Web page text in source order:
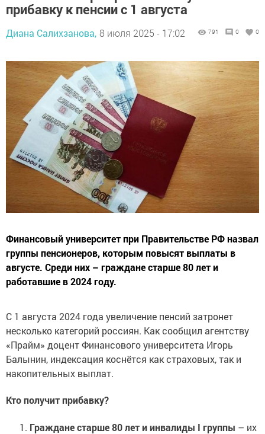
прибавку к пенсии с 1 августа
Диана Салихзанова, 8 июля 2025 - 17:02 791 0 0
Финансовый университет при Правительстве РФ назвал
группы пенсионеров, которым повысят выплаты в
августе. Среди них – граждане старше 80 лет и
работавшие в 2024 году.
С 1 августа 2024 года увеличение пенсий затронет
несколько категорий россиян. Как сообщил агентству
«Прайм» доцент Финансового университета Игорь
Балынин, индексация коснётся как страховых, так и
накопительных выплат.
Кто получит прибавку?
Граждане старше 80 лет и инвалиды I группы – их